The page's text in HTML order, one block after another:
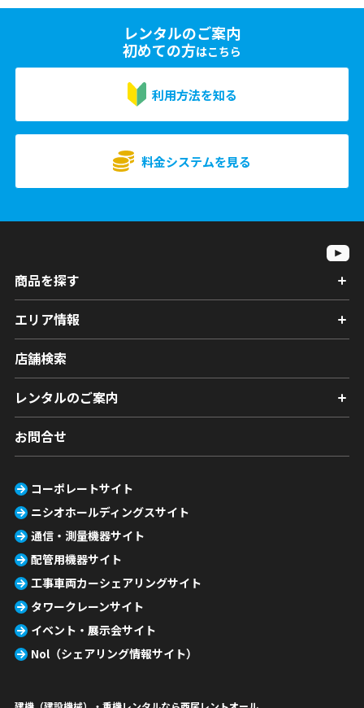
レンタルのご案内
初めての方はこちら
利用方法を知る
料金システムを見る
商品を探す
エリア情報
店舗検索
レンタルのご案内
お問合せ
コーポレートサイト
ニシオホールディングスサイト
通信・測量機器サイト
配管用機器サイト
工事車両カーシェアリングサイト
タワークレーンサイト
イベント・展示会サイト
Nol（シェアリング情報サイト）